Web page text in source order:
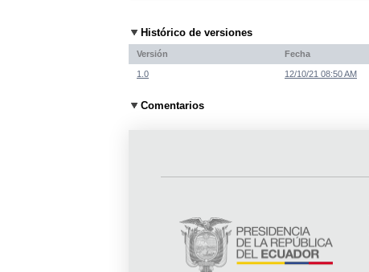
Histórico de versiones
Versión Fecha
1.0 12/10/21 08:50 AM
Comentarios